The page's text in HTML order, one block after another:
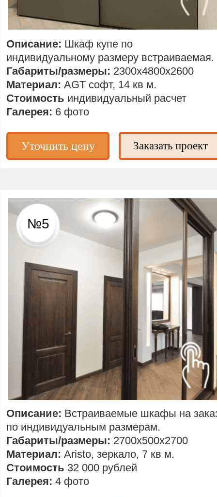
Описание: Встраиваемые шкафы на
по индивидуальным размерам.
Габариты/размеры: 2700х500х2700
Материал:Aristo, зеркало, 7 кв м.
Стоимость 32 000 рублей
Галерея:4 фото
№5
Уточнить цену Заказать проект
Описание: Шкаф купе по
индивидуальному размеру встраиваемая.
Габариты/размеры: 2300х4800х2600
Материал: AGT софт, 14 кв м.
Стоимость индивидуальный расчет
Галерея: 6 фото